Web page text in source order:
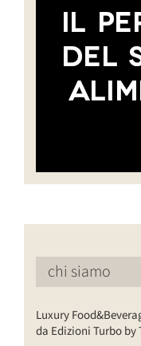
chi siamo
Luxury
da Edizioni Turbo